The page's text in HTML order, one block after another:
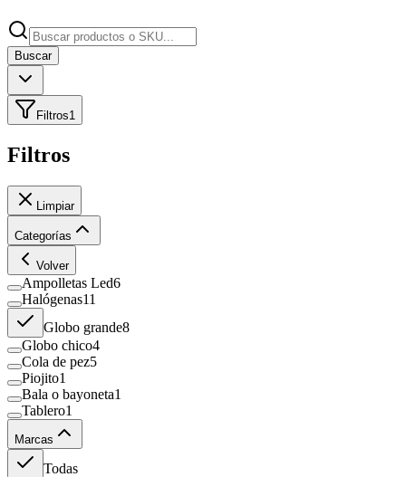
Buscar
Filtros1
Filtros
Limpiar
Categorías
Volver
Ampolletas Led6
Halógenas11
Globo grande8
Globo chico4
Cola de pez5
Piojito1
Bala o bayoneta1
Tablero1
Marcas
Todas